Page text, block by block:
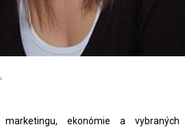
marketingu, ekonómie a vybraných